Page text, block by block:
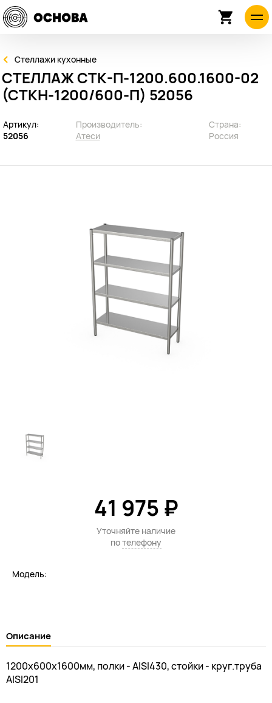
Стеллажи кухонные
СТЕЛЛАЖ СТК-П-1200.600.1600-02
(СТКН-1200/600-П) 52056
Артикул:
52056
Производитель:
Атеси
Страна:
Россия
Модель:
41 975 ₽
Уточняйте наличие
потелефону
Описание
1200х600х1600мм, полки - AISI430, стойки - круг.труба
AISI201